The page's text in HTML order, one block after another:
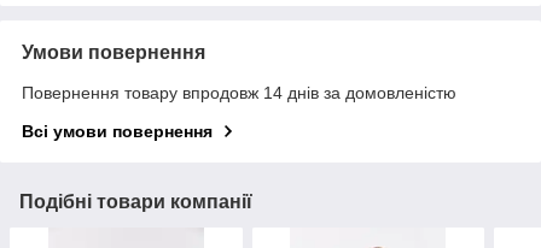
Умови повернення
Повернення товару впродовж 14 днів за домовленістю
Всі умови повернення
Подібні товари компанії